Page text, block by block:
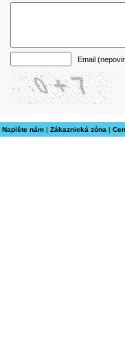
Email
Napište nám| Zákaznická zóna |